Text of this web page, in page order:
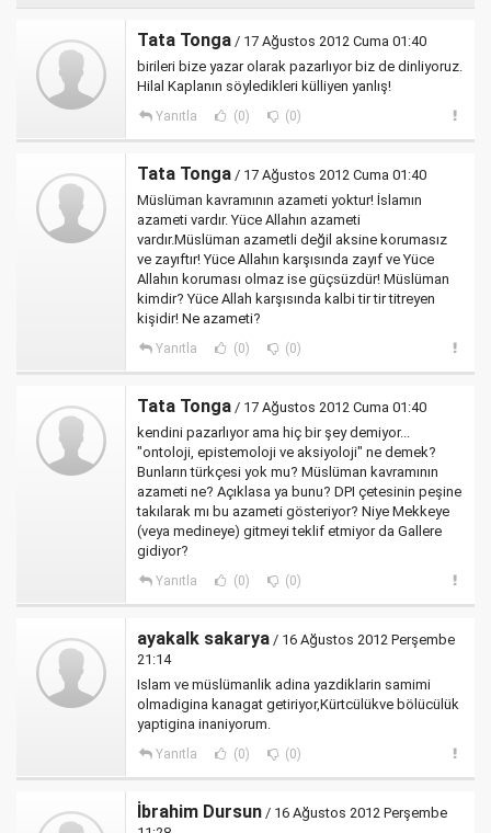
Tata Tonga / 17 Ağustos 2012 Cuma 01:40
birileri bize yazar olarak pazarlıyor biz de dinliyoruz.
Hilal Kaplanın söyledikleri külliyen yanlış!
Yanıtla (0) (0)
Tata Tonga / 17 Ağustos 2012 Cuma 01:40
Müslüman kavramının azameti yoktur! İslamın
azameti vardır. Yüce Allahın azameti
vardır.Müslüman azametli değil aksine korumasız
ve zayıftır! Yüce Allahın karşısında zayıf ve Yüce
Allahın koruması olmaz ise güçsüzdür! Müslüman
kimdir? Yüce Allah karşısında kalbi tir tir titreyen
kişidir! Ne azameti?
Yanıtla (0) (0)
Tata Tonga / 17 Ağustos 2012 Cuma 01:40
kendini pazarlıyor ama hiç bir şey demiyor...
"ontoloji, epistemoloji ve aksiyoloji" ne demek?
Bunların türkçesi yok mu? Müslüman kavramının
azameti ne? Açıklasa ya bunu? DPI çetesinin peşine
takılarak mı bu azameti gösteriyor? Niye Mekkeye
(veya medineye) gitmeyi teklif etmiyor da Gallere
gidiyor?
Yanıtla (0) (0)
ayakalk sakarya / 16 Ağustos 2012 Perşembe
21:14
Islam ve müslümanlik adina yazdiklarin samimi
olmadigina kanagat getiriyor,Kürtcülükve bölücülük
yaptigina inaniyorum.
Yanıtla (0) (0)
İbrahim Dursun / 16 Ağustos 2012 Perşembe